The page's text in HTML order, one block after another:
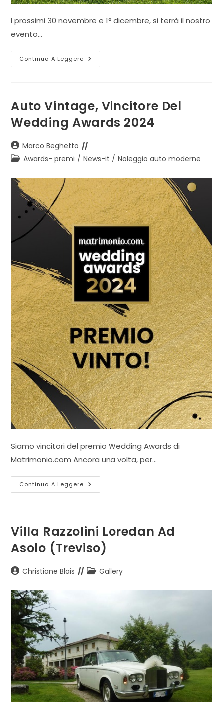
I prossimi 30 novembre e 1° dicembre, si terrà il nostro
evento…
Continua A Leggere Evento
Open
Auto Vintage, Vincitore Del
Wedding Awards 2024
Autore
dell'articolo:
Marco Beghetto
Categoria
Awards- premi / News-it / Noleggio auto moderne
Siamo vincitori del premio Wedding Awards di
Matrimonio.com Ancora una volta, per…
Continua A Leggere Auto
Vintage,
2024
Villa Razzolini Loredan Ad
Asolo (Treviso)
AutoreChristiane Blais
Categoria
Gallery